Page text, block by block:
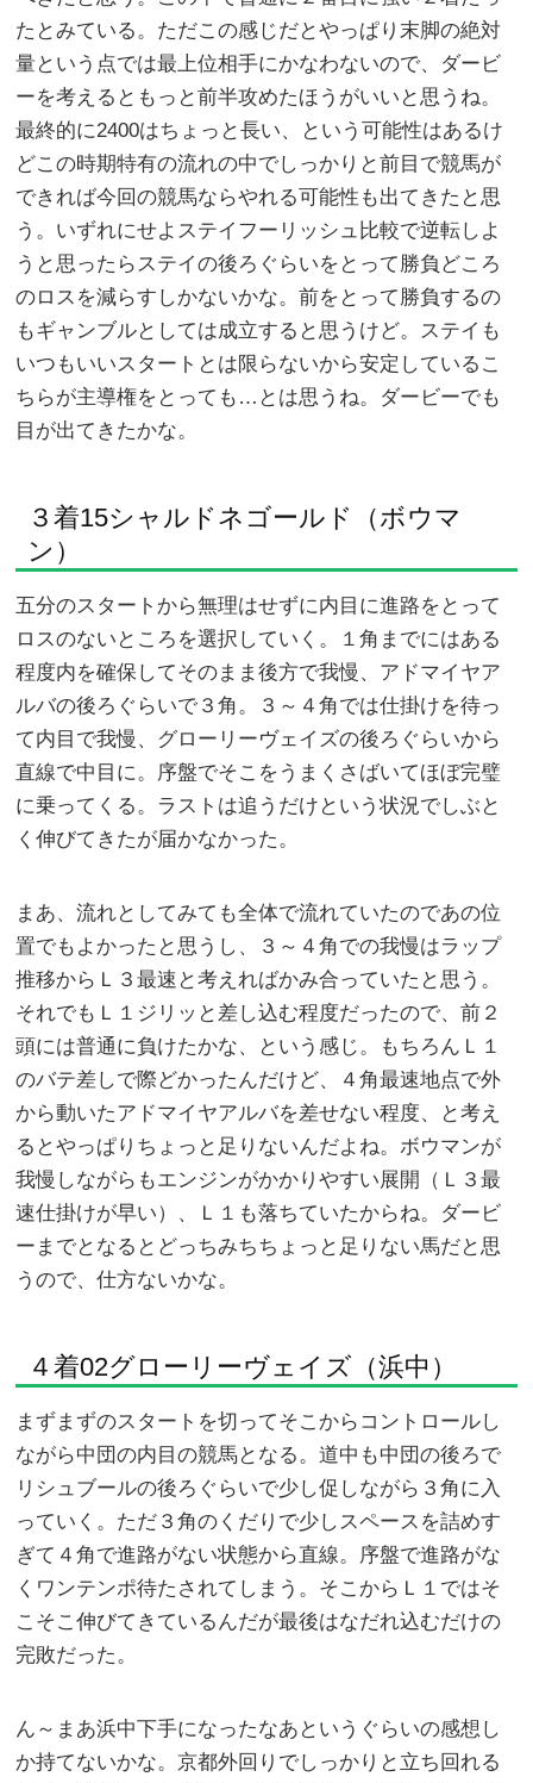
たとみている。ただこの感じだとやっぱり末脚の絶対
量という点では最上位相手にかなわないので、ダービ
ーを考えるともっと前半攻めたほうがいいと思うね。
最終的に2400はちょっと長い、という可能性はあるけ
どこの時期特有の流れの中でしっかりと前目で競馬が
できれば今回の競馬ならやれる可能性も出てきたと思
う。いずれにせよステイフーリッシュ比較で逆転しよ
うと思ったらステイの後ろぐらいをとって勝負どころ
のロスを減らすしかないかな。前をとって勝負するの
もギャンブルとしては成立すると思うけど。ステイも
いつもいいスタートとは限らないから安定しているこ
ちらが主導権をとっても…とは思うね。ダービーでも
目が出てきたかな。
３着15シャルドネゴールド（ボウマ
ン）
五分のスタートから無理はせずに内目に進路をとって
ロスのないところを選択していく。１角までにはある
程度内を確保してそのまま後方で我慢、アドマイヤア
ルバの後ろぐらいで３角。３～４角では仕掛けを待っ
て内目で我慢、グローリーヴェイズの後ろぐらいから
直線で中目に。序盤でそこをうまくさばいてほぼ完璧
に乗ってくる。ラストは追うだけという状況でしぶと
く伸びてきたが届かなかった。
まあ、流れとしてみても全体で流れていたのであの位
置でもよかったと思うし、３～４角での我慢はラップ
推移からＬ３最速と考えればかみ合っていたと思う。
それでもＬ１ジリッと差し込む程度だったので、前２
頭には普通に負けたかな、という感じ。もちろんＬ１
のバテ差しで際どかったんだけど、４角最速地点で外
から動いたアドマイヤアルバを差せない程度、と考え
るとやっぱりちょっと足りないんだよね。ボウマンが
我慢しながらもエンジンがかかりやすい展開（Ｌ３最
速仕掛けが早い）、Ｌ１も落ちていたからね。ダービ
ーまでとなるとどっちみちちょっと足りない馬だと思
うので、仕方ないかな。
４着02グローリーヴェイズ（浜中）
まずまずのスタートを切ってそこからコントロールし
ながら中団の内目の競馬となる。道中も中団の後ろで
リシュブールの後ろぐらいで少し促しながら３角に入
っていく。ただ３角のくだりで少しスペースを詰めす
ぎて４角で進路がない状態から直線。序盤で進路がな
くワンテンポ待たされてしまう。そこからＬ１ではそ
こそこ伸びてきているんだが最後はなだれ込むだけの
完敗だった。
ん～まあ浜中下手になったなあというぐらいの感想し
か持てないかな。京都外回りでしっかりと立ち回れる